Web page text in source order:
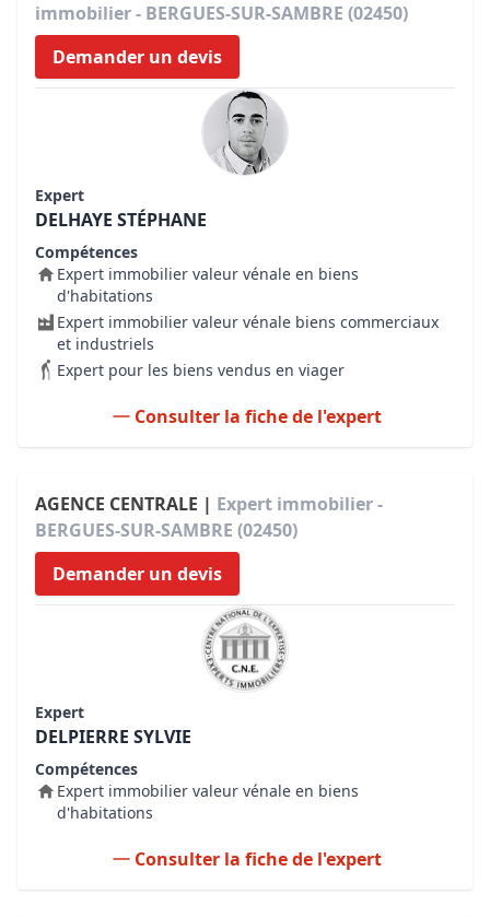
immobilier - BERGUES-SUR-SAMBRE (02450)
Demander un devis
Expert
DELHAYE STÉPHANE
Compétences
Expert immobilier valeur vénale en biens
d'habitations
Expert immobilier valeur vénale biens commerciaux
et industriels
Expert pour les biens vendus en viager
Consulter la fiche de l'expert
AGENCE CENTRALE | Expert immobilier -
BERGUES-SUR-SAMBRE (02450)
Demander un devis
Expert
DELPIERRE SYLVIE
Compétences
Expert immobilier valeur vénale en biens
d'habitations
Consulter la fiche de l'expert